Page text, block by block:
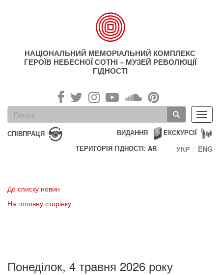
НАЦІОНАЛЬНИЙ МЕМОРІАЛЬНИЙ КОМПЛЕКС
ГЕРОЇВ НЕБЕСНОЇ СОТНІ – МУЗЕЙ РЕВОЛЮЦІЇ
ГІДНОСТІ
Пошукова
форма
Пошук
СПІВПРАЦЯ ЕКСКУРСІЇ
ВИДАННЯ
ТЕРИТОРІЯ ГІДНОСТІ: AR
УКР ENG
До списку новин
На головну сторінку
Понеділок, 4 травня 2026 року